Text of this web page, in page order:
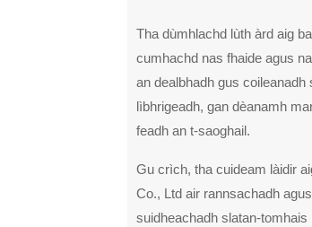
Tha dùmhlachd lùth àrd aig
cumhachd nas fhaide agus
an dealbhadh gus
lìbhrigeadh, gan dèanamh
feadh an t-saoghail.
Gu crìch, tha cuideam làidir
Co., Ltd air rannsachadh
suidheachadh slatan-